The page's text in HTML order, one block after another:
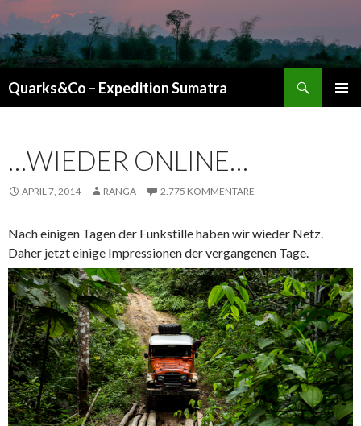
Quarks&Co – Expedition Sumatra
…WIEDER ONLINE…
APRIL 7, 2014 RANGA 2.775 KOMMENTARE
Nach einigen Tagen der Funkstille haben wir wieder Netz.
Daher jetzt einige Impressionen der vergangenen Tage.